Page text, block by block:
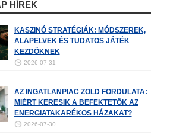
HÍREK
KASZINÓ STRATÉGIÁK: MÓDSZEREK,
ALAPELVEK ÉS TUDATOS JÁTÉK
KEZDŐKNEK
2026-07-31
AZ INGATLANPIAC ZÖLD FORDULATA:
MIÉRT KERESIK A BEFEKTETŐK AZ
ENERGIATAKARÉKOS HÁZAKAT?
2026-07-30